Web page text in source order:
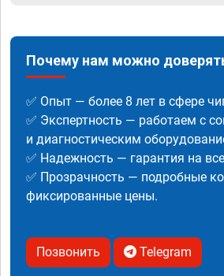
Почему нам можно
✅ Опыт — более 8 лет в сфере
✅ Экспертность — работаем с
и диагностическим
✅ Надежность — гарантия на
✅ Прозрачность — подробные
фиксированные цены.
Позвонить Telegram